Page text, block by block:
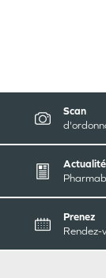
Scan
Prenez
Rendez-